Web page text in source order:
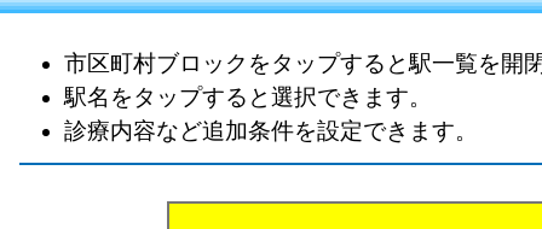
市区町村ブロックをタップすると駅一覧を開
駅名をタップすると選択できます。
診療内容など追加条件を設定できます。